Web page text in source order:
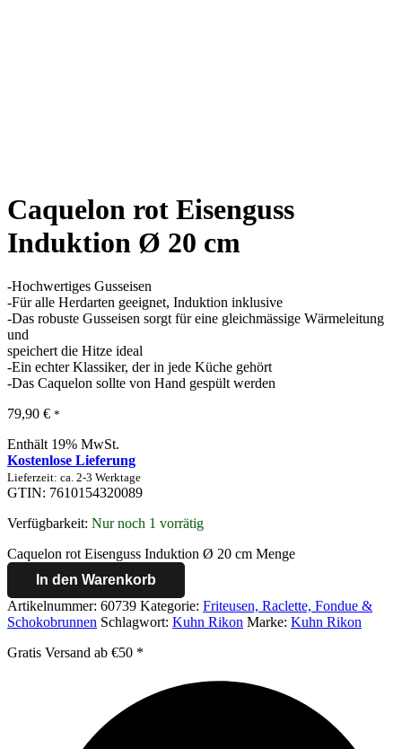
Caquelon rot Eisenguss
Induktion Ø 20 cm
-Hochwertiges Gusseisen
-Für alle Herdarten geeignet, Induktion inklusive
-Das robuste Gusseisen sorgt für eine gleichmässige Wärmeleitung
und
speichert die Hitze ideal
-Ein echter Klassiker, der in jede Küche gehört
-Das Caquelon sollte von Hand gespült werden
79,90 € *
Enthält 19% MwSt.
Kostenlose Lieferung
Lieferzeit: ca. 2-3 Werktage
GTIN: 7610154320089
Verfügbarkeit: Nur noch 1 vorrätig
Caquelon rot Eisenguss Induktion Ø 20 cm Menge
In den Warenkorb
Artikelnummer: 60739 Kategorie: Friteusen, Raclette, Fondue &
Schokobrunnen Schlagwort: Kuhn Rikon Marke: Kuhn Rikon
Gratis Versand ab €50 *